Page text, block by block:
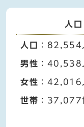
人
人口 ：82,554
男性 ：40,538
女性 ：42,016
世帯 ：37,077